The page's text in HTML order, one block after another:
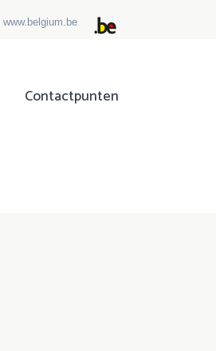
www.belgium.be
Contactpunten